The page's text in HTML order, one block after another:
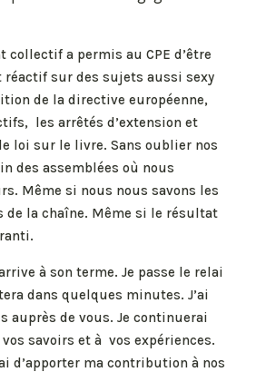
collectif a permis au CPE d’être
réactif sur des sujets aussi sexy
de la directive européenne,
les arrêtés d’extension et
loi sur le livre. Sans oublier nos
des assemblées où nous
Même si nous nous savons les
de la chaîne. Même si le résultat
à son terme. Je passe le relai
dans quelques minutes. J’ai
auprès de vous. Je continuerai
savoirs et à vos expériences.
d’apporter ma contribution à nos